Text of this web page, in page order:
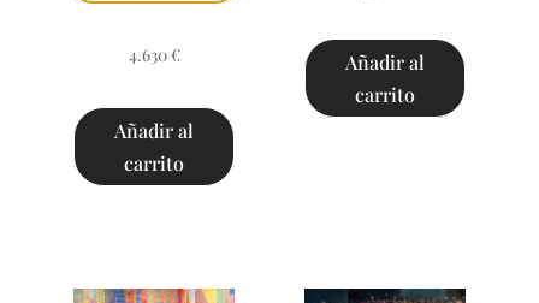
4.630 €
Añadir al
carrito
Añadir al
carrito